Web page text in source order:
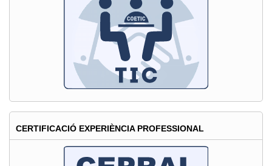
president
Catalunya
CERTIFICACIÓ EXPERIÈNCIA PROFESSIONAL